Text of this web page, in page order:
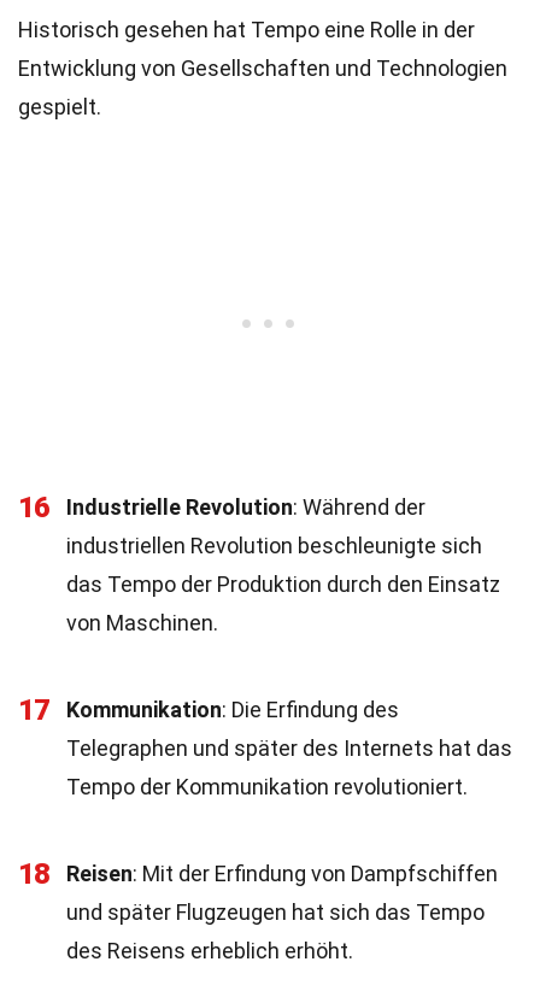
Historisch gesehen hat Tempo eine Rolle in der
Entwicklung von Gesellschaften und Technologien
gespielt.
16 Industrielle Revolution: Während der
industriellen Revolution beschleunigte sich
das Tempo der Produktion durch den Einsatz
von Maschinen.
17 Kommunikation: Die Erfindung des
Telegraphen und später des Internets hat das
Tempo der Kommunikation revolutioniert.
18 Reisen: Mit der Erfindung von Dampfschiffen
und später Flugzeugen hat sich das Tempo
des Reisens erheblich erhöht.